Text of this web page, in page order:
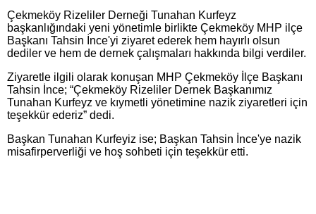
Çekmeköy Rizeliler Derneği Tunahan Kurfeyz
başkanlığındaki yeni yönetimle birlikte Çekmeköy MHP ilçe
Başkanı Tahsin İnce'yi ziyaret ederek hem hayırlı olsun
dediler ve hem de dernek çalışmaları hakkında bilgi verdiler.
Ziyaretle ilgili olarak konuşan MHP Çekmeköy İlçe Başkanı
Tahsin İnce; “Çekmeköy Rizeliler Dernek Başkanımız
Tunahan Kurfeyz ve kıymetli yönetimine nazik ziyaretleri için
teşekkür ederiz” dedi.
Başkan Tunahan Kurfeyiz ise; Başkan Tahsin İnce'ye nazik
misafirperverliği ve hoş sohbeti için teşekkür etti.